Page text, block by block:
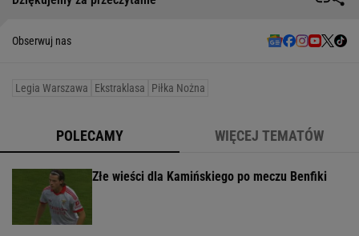
Obserwuj nas
Legia Warszawa Ekstraklasa Piłka Nożna
POLECAMY WIĘCEJ TEMATÓW
Złe wieści dla Kamińskiego po meczu Benfiki